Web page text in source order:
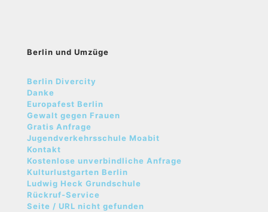
Berlin und Umzüge
Berlin Divercity
Danke
Europafest Berlin
Gewalt gegen Frauen
Gratis Anfrage
Jugendverkehrsschule Moabit
Kontakt
Kostenlose unverbindliche Anfrage
Kulturlustgarten Berlin
Ludwig Heck Grundschule
Rückruf-Service
Seite / URL nicht gefunden